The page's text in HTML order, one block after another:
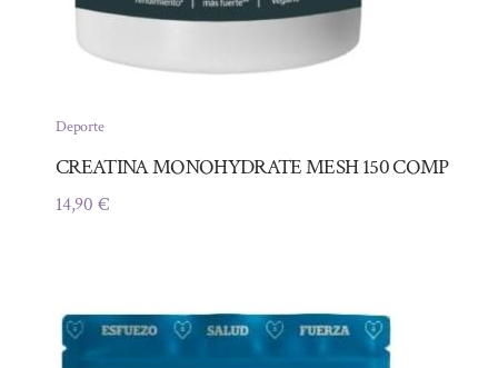
Deporte
CREATINA MONOHYDRATE MESH 150 COMP
14,90 €